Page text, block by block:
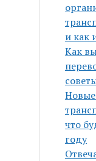
и как
Как
что
году